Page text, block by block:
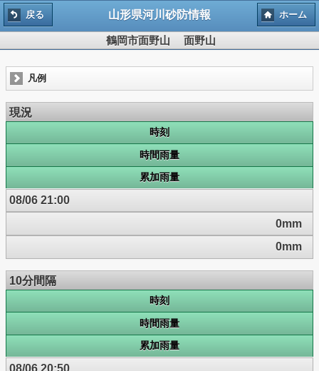
戻る 山形県河川砂防情報 ホーム
鶴岡市面野山 面野山
凡例
現況
時刻
時間雨量
累加雨量
08/06 21:00
0mm
0mm
10分間隔
時刻
時間雨量
累加雨量
08/06 20:50